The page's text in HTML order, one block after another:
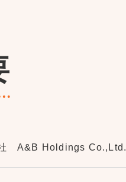
社 A&B Holdings Co.,Ltd.